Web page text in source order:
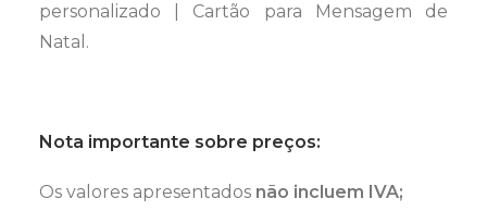
personalizado | Cartão para Mensagem de
Natal.
Nota importante sobre preços:
Os valores apresentados não incluem IVA;